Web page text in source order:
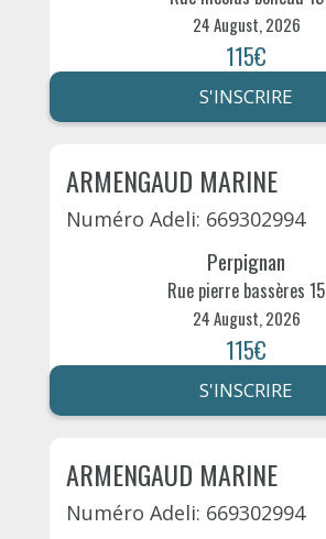
24 August, 2026
115€
S'INSCRIRE
ARMENGAUD MARINE
Numéro Adeli: 669302994
Perpignan
Rue pierre bassères 15
24 August, 2026
115€
S'INSCRIRE
ARMENGAUD MARINE
Numéro Adeli: 669302994